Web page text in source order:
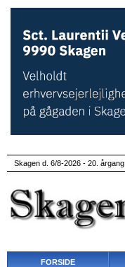
Skagen d. 6/8-2026 - 20. årgang
FORSIDE